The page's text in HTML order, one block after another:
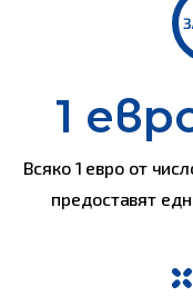
1
Всяко 1 евро от
предоставят